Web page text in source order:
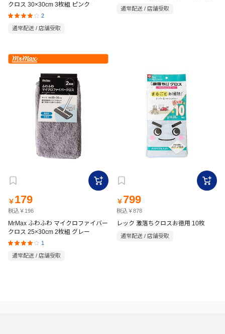
クロス 30×30cm 3枚組 ピンク
2
通常配送 / 店舗受取
通常配送 / 店舗受取
￥ 179
税込￥196
MrMax ふわふわ マイクロファイバー
クロス 25×30cm 2枚組 グレー
1
通常配送 / 店舗受取
￥ 799
税込￥878
レック 激落ちクロスお徳用 10枚
通常配送 / 店舗受取